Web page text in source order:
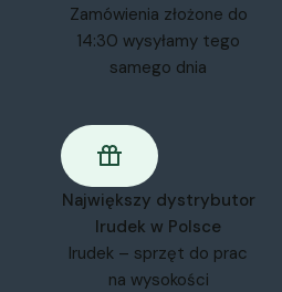
Zamówienia złożone do
14:30 wysyłamy tego
samego dnia
Największy dystrybutor
Irudek w Polsce
Irudek – sprzęt do prac
na wysokości